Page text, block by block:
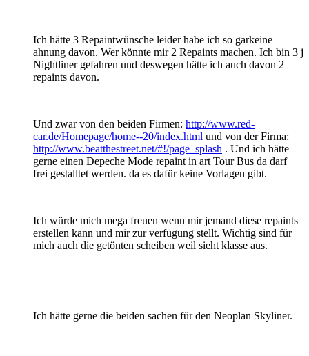
Ich hätte 3 Repaintwünsche leider habe ich so garkeine
ahnung davon. Wer könnte mir 2 Repaints machen. Ich bin 3 j
Nightliner gefahren und deswegen hätte ich auch davon 2
repaints davon.
Und zwar von den beiden Firmen: http://www.red-
car.de/Homepage/home--20/index.html und von der Firma:
http://www.beatthestreet.net/#!/page_splash . Und ich hätte
gerne einen Depeche Mode repaint in art Tour Bus da darf
frei gestalltet werden. da es dafür keine Vorlagen gibt.
Ich würde mich mega freuen wenn mir jemand diese repaints
erstellen kann und mir zur verfügung stellt. Wichtig sind für
mich auch die getönten scheiben weil sieht klasse aus.
Ich hätte gerne die beiden sachen für den Neoplan Skyliner.